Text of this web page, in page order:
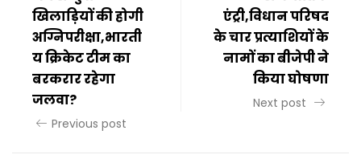
खिलाड़ियों की होगी
अग्निपरीक्षा,भारती
य क्रिकेट टीम का
बरकरार रहेगा
जलवा?
Previous post
एंट्री,विधान परिषद
के चार प्रत्याशियों के
नामों का बीजेपी ने
किया घोषणा
Next post